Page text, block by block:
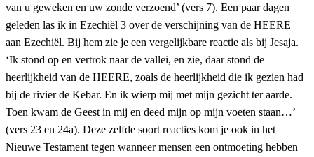
van u geweken en uw zonde verzoend’ (vers 7). Een paar dagen
geleden las ik in Ezechiël 3 over de verschijning van de HEERE
aan Ezechiël. Bij hem zie je een vergelijkbare reactie als bij Jesaja.
‘Ik stond op en vertrok naar de vallei, en zie, daar stond de
heerlijkheid van de HEERE, zoals de heerlijkheid die ik gezien had
bij de rivier de Kebar. En ik wierp mij met mijn gezicht ter aarde.
Toen kwam de Geest in mij en deed mijn op mijn voeten staan…’
(vers 23 en 24a). Deze zelfde soort reacties kom je ook in het
Nieuwe Testament tegen wanneer mensen een ontmoeting hebben